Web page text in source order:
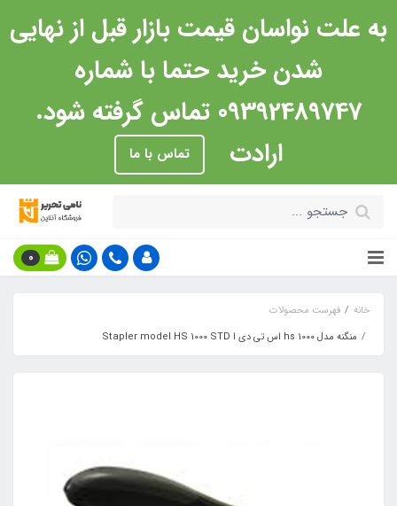
به علت نواسان قیمت بازار قبل از نهایی
شدن خرید حتما با شماره
09392489747 تماس گرفته شود.
ارادت
تماس با ما
0
خانه
فهرست محصولات
منگنه مدل hs 1000 اس تی دی ا Stapler model HS 1000 STD